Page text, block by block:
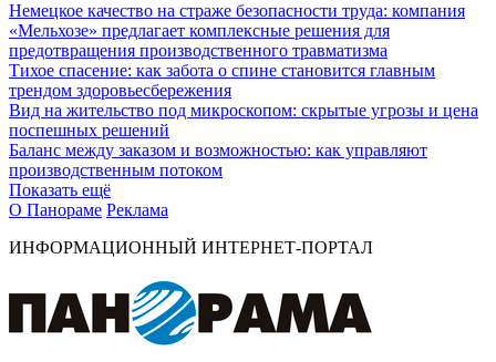
Немецкое качество на страже безопасности труда: компания
«Мельхозе» предлагает комплексные решения для
предотвращения производственного травматизма
Тихое спасение: как забота о спине становится главным
трендом здоровьесбережения
Вид на жительство под микроскопом: скрытые угрозы и цена
поспешных решений
Баланс между заказом и возможностью: как управляют
производственным потоком
Показать ещё
О Панораме Реклама
ИНФОРМАЦИОННЫЙ ИНТЕРНЕТ-ПОРТАЛ